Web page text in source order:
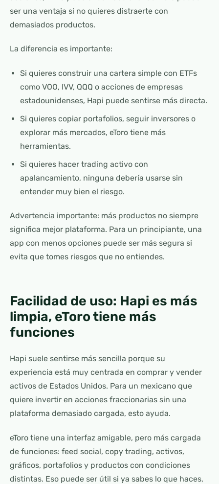
ser una ventaja si no quieres distraerte con
demasiados productos.
La diferencia es importante:
Si quieres construir una cartera simple con ETFs
como VOO, IVV, QQQ o acciones de empresas
estadounidenses, Hapi puede sentirse más directa.
Si quieres copiar portafolios, seguir inversores o
explorar más mercados, eToro tiene más
herramientas.
Si quieres hacer trading activo con
apalancamiento, ninguna debería usarse sin
entender muy bien el riesgo.
Advertencia importante: más productos no siempre
significa mejor plataforma. Para un principiante, una
app con menos opciones puede ser más segura si
evita que tomes riesgos que no entiendes.
Facilidad de uso: Hapi es más
limpia, eToro tiene más
funciones
Hapi suele sentirse más sencilla porque su
experiencia está muy centrada en comprar y vender
activos de Estados Unidos. Para un mexicano que
quiere invertir en acciones fraccionarias sin una
plataforma demasiado cargada, esto ayuda.
eToro tiene una interfaz amigable, pero más cargada
de funciones: feed social, copy trading, activos,
gráficos, portafolios y productos con condiciones
distintas. Eso puede ser útil si ya sabes lo que haces,